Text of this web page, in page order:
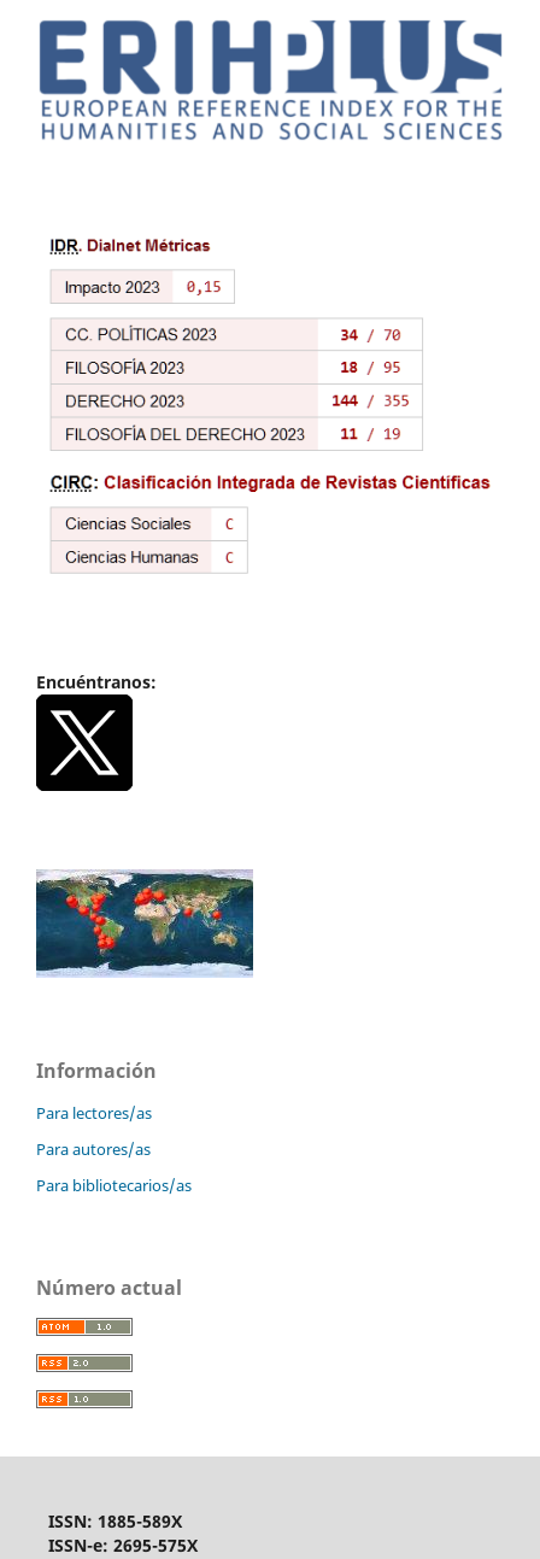
Encuéntranos:
Información
Para lectores/as
Para autores/as
Para bibliotecarios/as
Número actual
ISSN: 1885-589X
ISSN-e: 2695-575X